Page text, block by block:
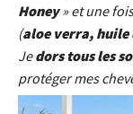
Honey» et une
(aloe verra, huile
Jedors tousles
protéger mes